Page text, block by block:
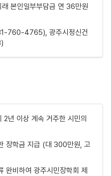
본인일부부담금 연 36만원
760-4765), 광주시정신건
2년 이상 계속 거주한 시민의
장학금 지급 (대 300만원, 고
완비하여 광주시민장학회 제